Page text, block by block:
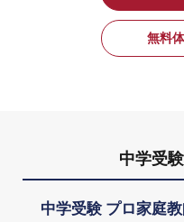
無料
中学受
中学受験 プロ家庭教